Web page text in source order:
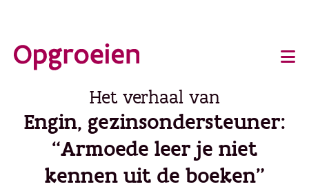
direct
Main
navigationHet verhaal van
Engin, gezinsondersteuner:
“Armoede leer je niet
kennen uit de boeken"